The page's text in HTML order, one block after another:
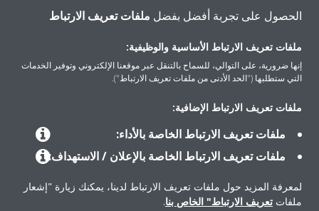
اتصل بنا
حلول
حول دايكن
الحصول على تجربة أفضل بفضل ملفات تعريف الارتباط
ملفات تعريف الارتباط الأساسية والوظيفية:
إنها ضرورية، على التوالي، للسماح بالتنقل عبر موقعنا الإلكتروني وتوفير الخدمات
التي ستطلبها ("الحد الأدنى من ملفات تعريف الارتباط").
ملفات تعريف الارتباط الإضافية:
ملفات تعريف الارتباط الخاصة بالأداء:
ملفات تعريف الارتباط الخاصة بالإعلان / الاستهداف:
لمعرفة المزيد حول ملفات تعريف الارتباط لدينا، يمكنك زيارة "إشعار
ملفات تعريف الارتباط" الخاص بنا.